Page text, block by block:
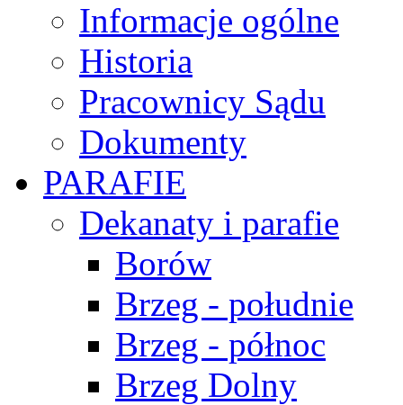
Informacje ogólne
Historia
Pracownicy Sądu
Dokumenty
PARAFIE
Dekanaty i parafie
Borów
Brzeg - południe
Brzeg - północ
Brzeg Dolny